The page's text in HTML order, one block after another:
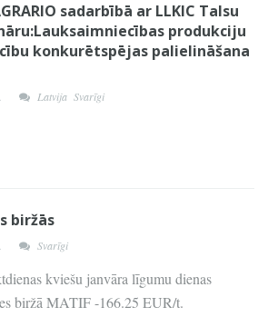
sadarbībā ar LLKIC Talsu
produkciju
konkurētspējas palielināšana
Latvija Svarīgi
biržās
Svarīgi
kviešu janvāra līgumu dienas
biržā MATIF -166.25 EUR/t.